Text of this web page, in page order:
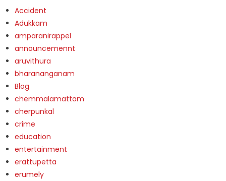
Accident
Adukkam
amparanirappel
announcemennt
aruvithura
bharananganam
Blog
chemmalamattam
cherpunkal
crime
education
entertainment
erattupetta
erumely